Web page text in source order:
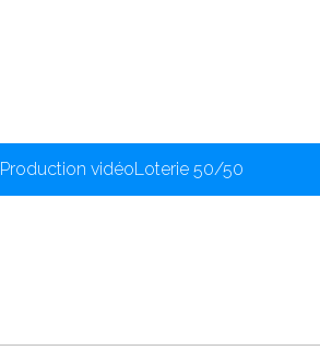
Production vidéoLoterie 50/50